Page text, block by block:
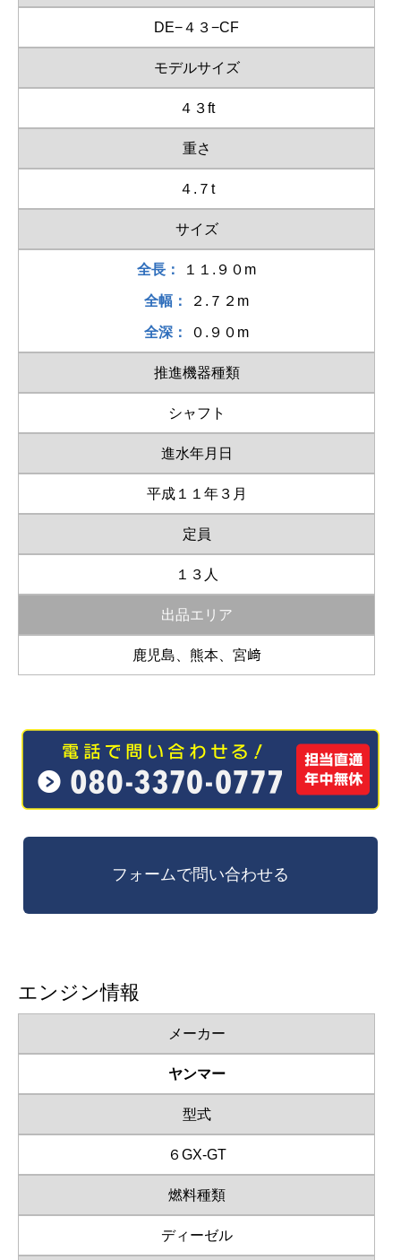
DE−４３−CF
モデルサイズ
４３ft
重さ
４.７t
サイズ
全長： １１.９０m
全幅： ２.７２m
全深： ０.９０m
推進機器種類
シャフト
進水年月日
平成１１年３月
定員
１３人
出品エリア
鹿児島、熊本、宮﨑
エンジン情報
メーカー
ヤンマー
型式
６GX-GT
燃料種類
ディーゼル